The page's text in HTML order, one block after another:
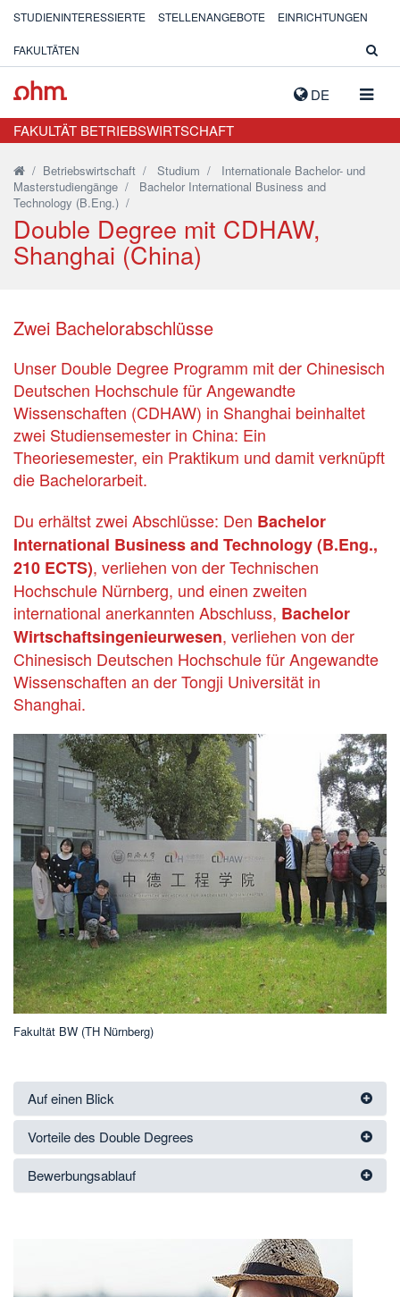
DE
STUDIENINTERESSIERTE STELLENANGEBOTE EINRICHTUNGEN
FAKULTÄTEN
FAKULTÄT BETRIEBSWIRTSCHAFT
/ Betriebswirtschaft / Studium / Internationale Bachelor- und
Masterstudiengänge / Bachelor International Business and
Technology (B.Eng.) /
Double Degree mit CDHAW,
Shanghai (China)
Zwei Bachelorabschlüsse
Unser Double Degree Programm mit der Chinesisch
Deutschen Hochschule für Angewandte
Wissenschaften (CDHAW) in Shanghai beinhaltet
zwei Studiensemester in China: Ein
Theoriesemester, ein Praktikum und damit verknüpft
die Bachelorarbeit.
Du erhältst zwei Abschlüsse: Den Bachelor
International Business and Technology (B.Eng.,
210 ECTS), verliehen von der Technischen
Hochschule Nürnberg, und einen zweiten
international anerkannten Abschluss, Bachelor
Wirtschaftsingenieurwesen, verliehen von der
Chinesisch Deutschen Hochschule für Angewandte
Wissenschaften an der Tongji Universität in
Shanghai.
Fakultät BW (TH Nürnberg)
Auf einen Blick
Vorteile des Double Degrees
Bewerbungsablauf